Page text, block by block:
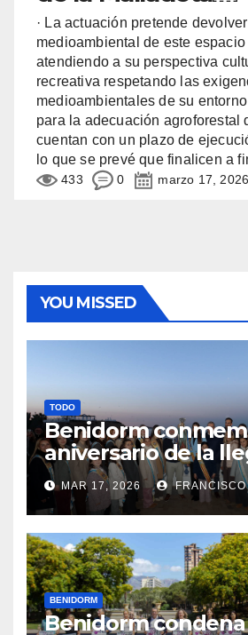
· La actuación pretende
medioambiental de este espacio
atendiendo a su perspectiva
recreativa respetando las
medioambientales de su
para la adecuación agroforestal
cuentan con un plazo de
lo que se prevé que finalicen a
433 0 marzo 17, 2026
YOU MISSED
TODO
Benidorm
aniversario de la
su patrona, la
Sufragio
MAR 17, 2026 FRANCISCO
BENIDORM
Benidorm